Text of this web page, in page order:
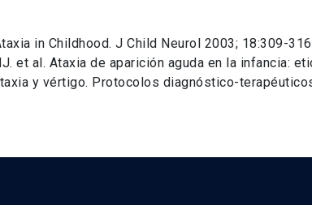
in Childhood. J Child Neurol 2003; 18:309-
et al. Ataxia de aparición aguda en la infancia:
y vértigo. Protocolos diagnóstico-